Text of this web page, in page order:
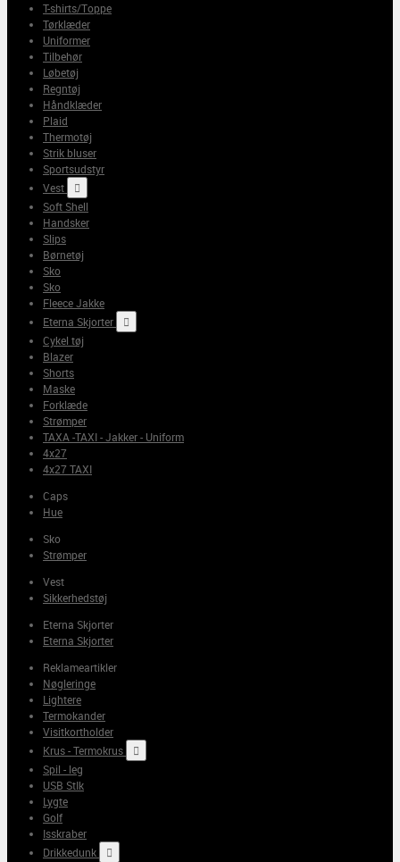
T-shirts/Toppe
Tørklæder
Uniformer
Tilbehør
Løbetøj
Regntøj
Håndklæder
Plaid
Thermotøj
Strik bluser
Sportsudstyr
Vest

Soft Shell
Handsker
Slips
Børnetøj
Sko
Sko
Fleece Jakke
Eterna Skjorter

Cykel tøj
Blazer
Shorts
Maske
Forklæde
Strømper
TAXA -TAXI - Jakker - Uniform
4x27
4x27 TAXI
Caps
Hue
Sko
Strømper
Vest
Sikkerhedstøj
Eterna Skjorter
Eterna Skjorter
Reklameartikler
Nøgleringe
Lightere
Termokander
Visitkortholder
Krus - Termokrus

Spil - leg
USB StIk
Lygte
Golf
Isskraber
Drikkedunk
